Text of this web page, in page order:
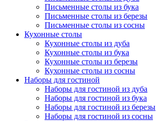
Письменные столы из бука
Письменные столы из березы
Письменные столы из сосны
Кухонные столы
Кухонные столы из дуба
Кухонные столы из бука
Кухонные столы из березы
Кухонные столы из сосны
Наборы для гостиной
Наборы для гостиной из дуба
Наборы для гостиной из бука
Наборы для гостиной из березы
Наборы для гостиной из сосны